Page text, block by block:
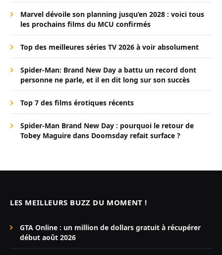
Marvel dévoile son planning jusqu’en 2028 : voici tous
les prochains films du MCU confirmés
Top des meilleures séries TV 2026 à voir absolument
Spider-Man: Brand New Day a battu un record dont
personne ne parle, et il en dit long sur son succès
Top 7 des films érotiques récents
Spider-Man Brand New Day : pourquoi le retour de
Tobey Maguire dans Doomsday refait surface ?
LES MEILLEURS BUZZ DU MOMENT !
GTA Online : un million de dollars gratuit à récupérer
début août 2026